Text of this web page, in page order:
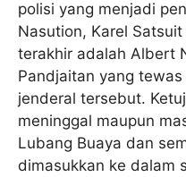
polisi yang menjadi
Nasution, Karel
terakhir adalah Albert
Pandjaitan yang
jenderal tersebut.
meninggal maupun
Lubang Buaya dan
dimasukkan ke dalam